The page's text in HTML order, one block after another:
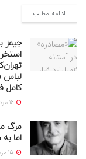
ادامه مطلب
کامل
مرگ
اما